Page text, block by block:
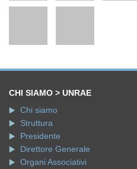
CHI SIAMO > UNRAE
Chi siamo
Struttura
Presidente
Direttore Generale
Organi Associativi